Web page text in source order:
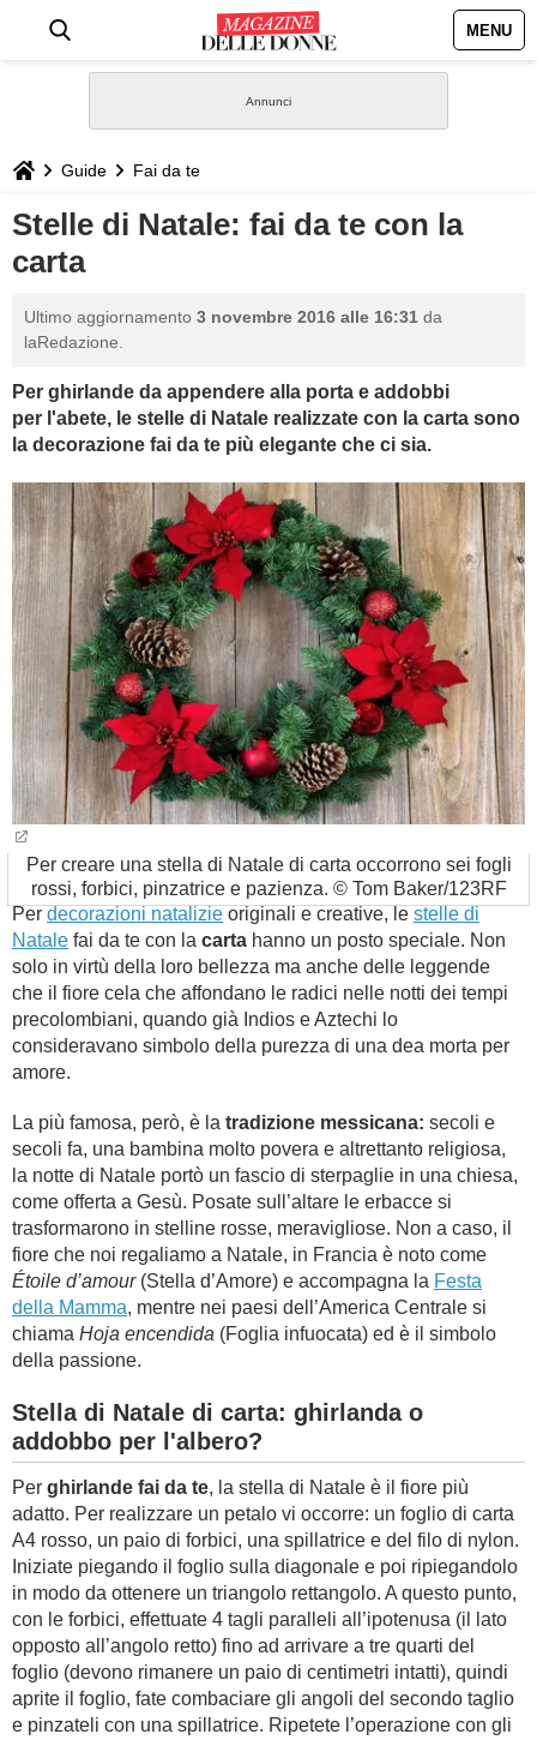
MENU
STILE
BIOGRAFIE
DEFINIZIONI
GASTRONOMIA
SESSO
BAMBINO
DIETA
GUIDE
FORUM
Guide Fai da te
Stelle di Natale: fai da te con la
carta
Ultimo aggiornamento 3 novembre 2016 alle 16:31 da
laRedazione.
Per ghirlande da appendere alla porta e addobbi
per l'abete, le stelle di Natale realizzate con la carta sono
la decorazione fai da te più elegante che ci sia.
Per creare una stella di Natale di carta occorrono sei fogli
rossi, forbici, pinzatrice e pazienza. © Tom Baker/123RF
Per decorazioni natalizie originali e creative, le stelle di
Natale fai da te con la carta hanno un posto speciale. Non
solo in virtù della loro bellezza ma anche delle leggende
che il fiore cela che affondano le radici nelle notti dei tempi
precolombiani, quando già Indios e Aztechi lo
consideravano simbolo della purezza di una dea morta per
amore.
La più famosa, però, è la tradizione messicana: secoli e
secoli fa, una bambina molto povera e altrettanto religiosa,
la notte di Natale portò un fascio di sterpaglie in una chiesa,
come offerta a Gesù. Posate sull’altare le erbacce si
trasformarono in stelline rosse, meravigliose. Non a caso, il
fiore che noi regaliamo a Natale, in Francia è noto come
Étoile d’amour(Stella d’Amore) e accompagna la Festa
della Mamma, mentre nei paesi dell’America Centrale si
chiama Hoja encendida (Foglia infuocata) ed è il simbolo
della passione.
Stella di Natale di carta: ghirlanda o
addobbo per l'albero?
Per ghirlande fai da te, la stella di Natale è il fiore più
adatto. Per realizzare un petalo vi occorre: un foglio di carta
A4 rosso, un paio di forbici, una spillatrice e del filo di nylon.
Iniziate piegando il foglio sulla diagonale e poi ripiegandolo
in modo da ottenere un triangolo rettangolo. A questo punto,
con le forbici, effettuate 4 tagli paralleli all’ipotenusa (il lato
opposto all’angolo retto) fino ad arrivare a tre quarti del
foglio (devono rimanere un paio di centimetri intatti), quindi
aprite il foglio, fate combaciare gli angoli del secondo taglio
e pinzateli con una spillatrice. Ripetete l’operazione con gli